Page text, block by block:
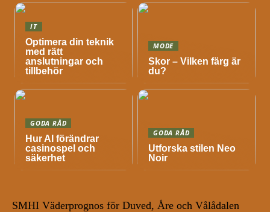
IT
Optimera din teknik
med rätt
anslutningar och
tillbehör
MODE
Skor – Vilken färg är
du?
GODA RÅD
Hur AI förändrar
casinospel och
säkerhet
GODA RÅD
Utforska stilen Neo
Noir
SMHI Väderprognos för Duved, Åre och Vålådalen